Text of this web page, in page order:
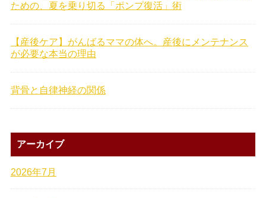
ための、夏を乗り切る「ポンプ復活」術
【産後ケア】がんばるママの体へ。産後にメンテナンス
が必要な本当の理由
背骨と自律神経の関係
アーカイブ
2026年7月